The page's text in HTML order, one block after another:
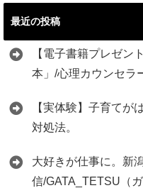
最近の投稿
【電子書籍プレゼン
本」/心理カウンセラ
【実体験】子育てが
対処法。
大好きが仕事に。新
信/GATA_TETSU（